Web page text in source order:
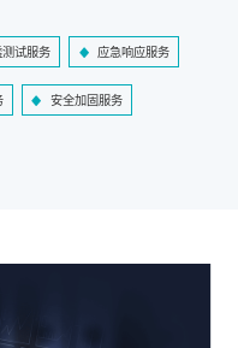
测试服务 应急响应服务
安全加固服务